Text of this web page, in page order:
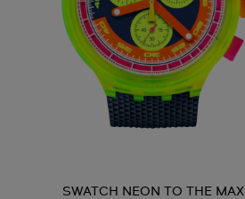
SWATCH NEON TO THE MAX